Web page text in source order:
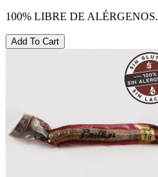
100% LIBRE DE ALÉRGENOS.
Add To Cart